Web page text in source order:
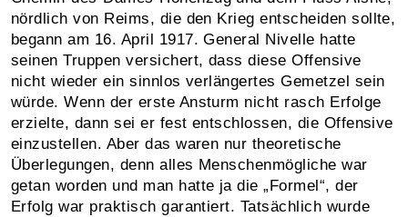
nördlich von Reims, die den Krieg entscheiden sollte,
begann am 16. April 1917. General Nivelle hatte
seinen Truppen versichert, dass diese Offensive
nicht wieder ein sinnlos verlängertes Gemetzel sein
würde. Wenn der erste Ansturm nicht rasch Erfolge
erzielte, dann sei er fest entschlossen, die Offensive
einzustellen. Aber das waren nur theoretische
Überlegungen, denn alles Menschenmögliche war
getan worden und man hatte ja die „Formel“, der
Erfolg war praktisch garantiert. Tatsächlich wurde